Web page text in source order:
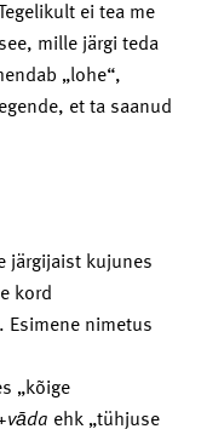
ei tea me
mille järgi teda
„lohe“,
et ta saanud
järgijaist kujunes
kord
nimetus
„kõige
vāda ehk „tühjuse